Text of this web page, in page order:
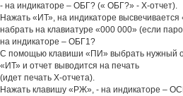
- на индикаторе – ОБГ? (« ОБГ?» - Х-отчет).
Нажать «ИТ», на индикаторе высвечивается
набрать на клавиатуре «000 000» (если
на индикаторе – ОБГ1?
С помощью клавиши «ПИ» выбрать нужный
«ИТ» и отчет выводится на печать
(идет печать Х-отчета).
Нажать клавишу «РЖ», - на индикаторе –